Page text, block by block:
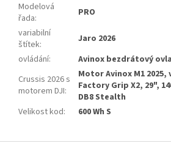
Modelová
řada:
PRO
variabilní
štítek:
Jaro 2026
ovládání:
Avinox bezdrátový
Crussis 2026 s
motorem DJI:
Motor Avinox M1 2025,
Factory Grip X2, 29",
DB8 Stealth
Velikost kod: 600 Wh S